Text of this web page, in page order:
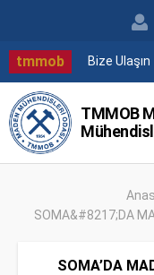
tmmob Bize Ulaşın
TMMOB
SOMA&#8217;DA
SOMA’DA